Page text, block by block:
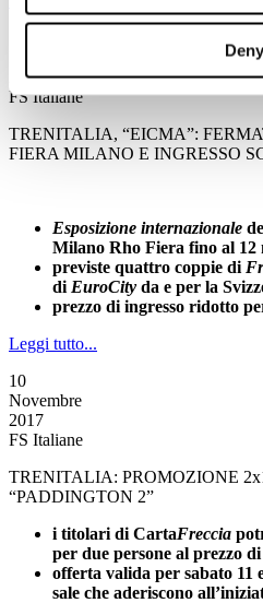
Deny
2017
FS Italiane
TRENITALIA, “EICMA”:
FIERA MILANO E INGRESSO
Esposizione internazionale
Milano Rho Fiera fino al 12
previste quattro coppie di
di EuroCity da e per la
prezzo di ingresso ridotto
Leggi tutto...
10
Novembre
2017
FS Italiane
TRENITALIA: PROMOZIONE
“PADDINGTON 2”
i titolari di CartaFreccia
per due persone al prezzo
offerta valida per sabato 11
sale che aderiscono